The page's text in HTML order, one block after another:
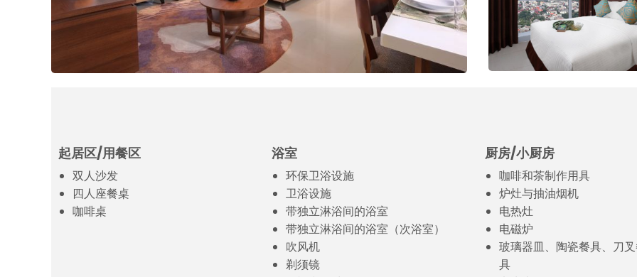
起居区/用餐区
双人沙发
四人座餐桌
咖啡桌
浴室
环保卫浴设施
卫浴设施
带独立淋浴间的浴室
带独立淋浴间的浴室（次浴室）
吹风机
剃须镜
厨房/小厨房
咖啡和茶制作用具
炉灶与抽油烟机
电热灶
电磁炉
玻璃器皿、陶瓷餐具、刀
具